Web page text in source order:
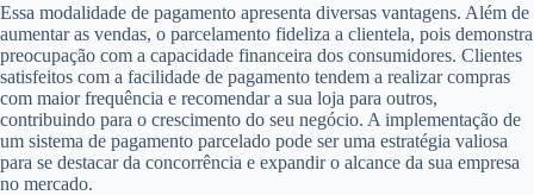
Essa modalidade de pagamento apresenta diversas vantagens. Além de
aumentar as vendas, o parcelamento fideliza a clientela, pois demonstra
preocupação com a capacidade financeira dos consumidores. Clientes
satisfeitos com a facilidade de pagamento tendem a realizar compras
com maior frequência e recomendar a sua loja para outros,
contribuindo para o crescimento do seu negócio. A implementação de
um sistema de pagamento parcelado pode ser uma estratégia valiosa
para se destacar da concorrência e expandir o alcance da sua empresa
no mercado.